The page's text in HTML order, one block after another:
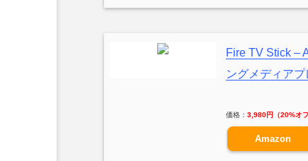
Fire TV Stick –
ングメディア
価格： 3,980円（20%オフ
Amazon